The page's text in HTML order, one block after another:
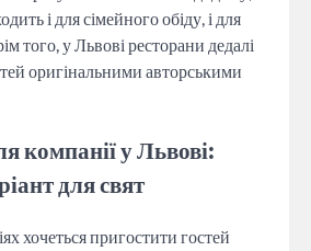
і для сімейного обіду, і для
того, у Львові ресторани дедалі
оригінальними авторськими
компанії у Львові:
для свят
хочеться пригостити гостей